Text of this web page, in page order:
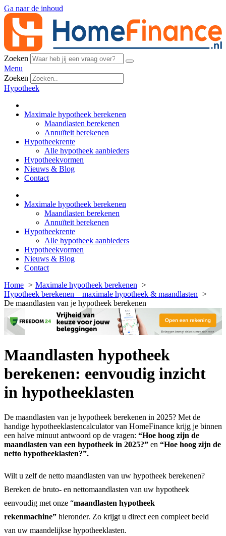
Ga naar de inhoud
Zoeken
Menu
Zoeken
Hypotheek
Maximale hypotheek berekenen
Maandlasten berekenen
Annuïteit berekenen
Hypotheekrente
Alle hypotheek aanbieders
Hypotheekvormen
Nieuws & Blog
Contact
Maximale hypotheek berekenen
Maandlasten berekenen
Annuïteit berekenen
Hypotheekrente
Alle hypotheek aanbieders
Hypotheekvormen
Nieuws & Blog
Contact
Home
Maximale hypotheek berekenen
Hypotheek berekenen – maximale hypotheek & maandlasten
De maandlasten van je hypotheek berekenen
Maandlasten hypotheek
berekenen: eenvoudig inzicht
in hypotheeklasten
De maandlasten van je hypotheek berekenen in 2025? Met de
handige hypotheeklastencalculator van HomeFinance krijg je binnen
een halve minuut antwoord op de vragen: “Hoe hoog zijn de
maandlasten van een hypotheek in 2025?” en “Hoe hoog zijn de
netto hypotheeklasten?”.
Wilt u zelf de netto maandlasten van uw hypotheek berekenen?
Bereken de bruto- en nettomaandlasten van uw hypotheek
eenvoudig met onze “maandlasten hypotheek
rekenmachine” hieronder. Zo krijgt u direct een compleet beeld
van uw maandelijkse hypotheeklasten.